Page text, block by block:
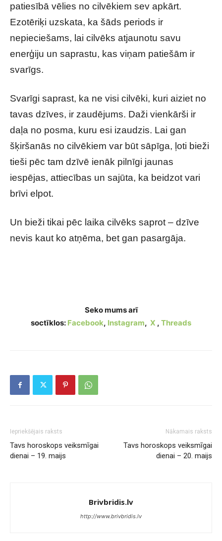
patiesībā vēlies no cilvēkiem sev apkārt.
Ezotēriķi uzskata, ka šāds periods ir
nepieciešams, lai cilvēks atjaunotu savu
enerģiju un saprastu, kas viņam patiešām ir
svarīgs.
Svarīgi saprast, ka ne visi cilvēki, kuri aiziet no
tavas dzīves, ir zaudējums. Daži vienkārši ir
daļa no posma, kuru esi izaudzis. Lai gan
šķiršanās no cilvēkiem var būt sāpīga, ļoti bieži
tieši pēc tam dzīvē ienāk pilnīgi jaunas
iespējas, attiecības un sajūta, ka beidzot vari
brīvi elpot.
Un bieži tikai pēc laika cilvēks saprot – dzīve
nevis kaut ko atņēma, bet gan pasargāja.
Seko mums arī
soctīklos: Facebook, Instagram, X , Threads
Iepriekšējais raksts
Tavs horoskops veiksmīgai
dienai – 19. maijs
Nākamais raksts
Tavs horoskops veiksmīgai
dienai – 20. maijs
Brivbridis.lv
http://www.brivbridis.lv